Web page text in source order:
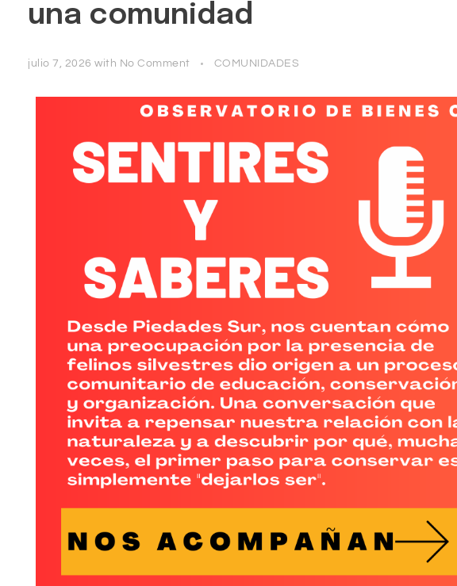
una comunidad
julio 7, 2026 with No Comment COMUNIDADES